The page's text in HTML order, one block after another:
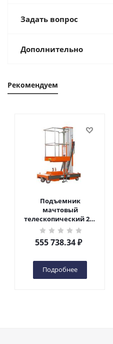
Задать вопрос
Дополнительно
Рекомендуем
Подъемник
мачтовый
телескопический 200
кг 6 м TOR GTWY6-200S
DC 2-мачтовый
(автономный) (G) в
555 738.34₽
Подробнее